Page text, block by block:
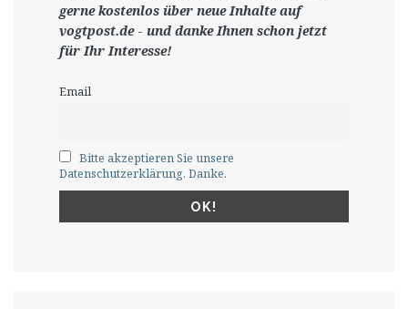
gernekostenlos über neue Inhalte auf
vogtpost.de- und danke Ihnen schon jetzt
für Ihr Interesse!
Email
Bitte akzeptieren Sie unsere
Datenschutzerklärung. Danke.